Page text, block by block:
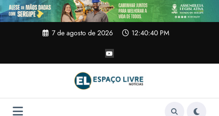
Pular
para
o
7 de agosto de 2026 12:40:41 PM